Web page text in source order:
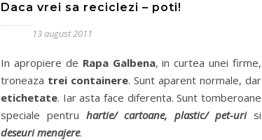
Daca vrei sa reciclezi – poti!
13 august 2011
In apropiere de Rapa Galbena, in curtea unei firme,
troneaza trei containere. Sunt aparent normale, dar
etichetate. Iar asta face diferenta. Sunt tomberoane
speciale pentru hartie/ cartoane, plastic/ pet-urisi
deseuri menajere.